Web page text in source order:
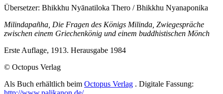
Übersetzer: Bhikkhu Nyānatiloka Thero / Bhikkhu Nyanaponika
Milindapañha, Die Fragen des Königs Milinda, Zwiegespräche
zwischen einem Griechenkönig und einem buddhistischen Mönch
Erste Auflage, 1913. Herausgabe 1984
© Octopus Verlag
Als Buch erhältlich beim Octopus Verlag . Digitale Fassung: